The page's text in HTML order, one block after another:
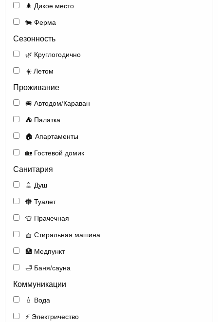
🌲 Дикое место
🐄 Ферма
Сезонность
🌿 Круглогодично
☀️ Летом
Проживание
🚐 Автодом/Караван
⛺ Палатка
🏠 Апартаменты
🏡 Гостевой домик
Санитария
🚿 Душ
🚻 Туалет
👕 Прачечная
🧺 Стиральная машина
🏥 Медпункт
🛁 Баня/сауна
Коммуникации
💧 Вода
⚡ Электричество